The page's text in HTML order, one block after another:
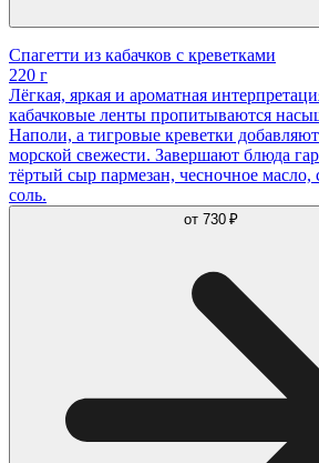
Спагетти из кабачков с креветками
220 г
Лёгкая, яркая и ароматная
кабачковые ленты пропитываются
Наполи, а тигровые креветки
морской свежести. Завершают блюда
тёртый сыр пармезан, чесночное масло,
соль.
от 730 ₽